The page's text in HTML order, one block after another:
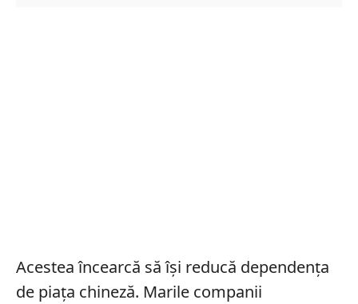
Acestea încearcă să își reducă dependența
de piața chineză. Marile companii